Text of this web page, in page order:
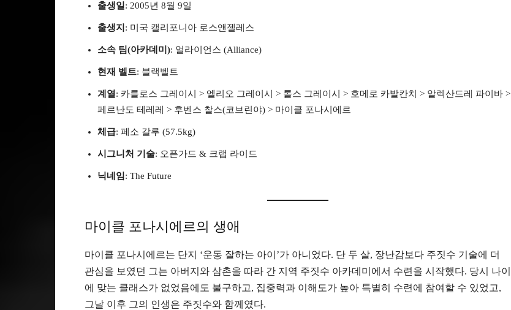
출생일 : 2005년 8월 9일
출생지 : 미국 캘리포니아 로스앤젤레스
소속 팀(아카데미): 얼라이언스 (Alliance)
현재 벨트: 블랙벨트
계열 : 카를로스 그레이시 > 엘리오 그레이시 > 롤스 그레이시 > 호메로 카발칸치 > 알렉산드레 파이바 >
페르난도 테레레 > 후벤스 찰스(코브린야) > 마이클 포나시에르
체급: 페소 갈루 (57.5kg)
시그니처 기술: 오픈가드 & 크랩 라이드
닉네임 : The Future
마이클 포나시에르의 생애
마이클 포나시에르는 단지 ‘운동 잘하는 아이’가 아니었다. 단 두 살, 장난감보다 주짓수 기술에 더
관심을 보였던 그는 아버지와 삼촌을 따라 간 지역 주짓수 아카데미에서 수련을 시작했다. 당시 나이
에 맞는 클래스가 없었음에도 불구하고, 집중력과 이해도가 높아 특별히 수련에 참여할 수 있었고,
그날 이후 그의 인생은 주짓수와 함께였다.